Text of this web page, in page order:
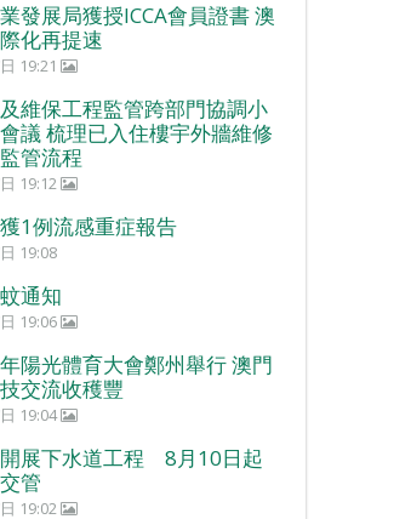
發展局獲授ICCA會員證書 澳
化再提速
19:21
維保工程監管跨部門協調小
議 梳理已入住樓宇外牆維修
管流程
19:12
1例流感重症報告
19:08
通知
19:06
陽光體育大會鄭州舉行 澳門
交流收穫豐
19:04
展下水道工程 8月10日起
管
19:02